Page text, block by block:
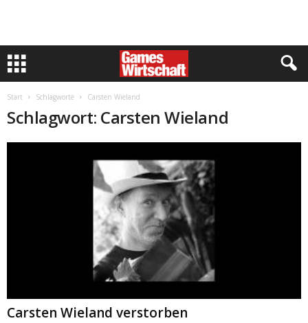
Start Schlagworte Carsten Wieland
Schlagwort: Carsten Wieland
Carsten Wieland verstorben